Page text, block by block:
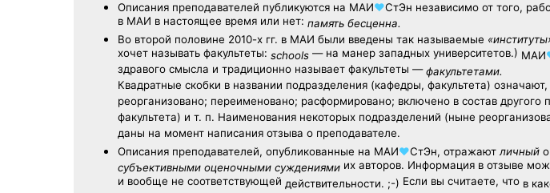
Описания преподавателей публикуются на МАИ♥СтЭн независимо от того,
в МАИ в настоящее время или нет: память бесценна.
Во второй половине 2010-х гг. в МАИ были введены так называемые
хочет называть факультеты: schools— на манер западных университетов.) МАИ
здравого смысла и традиционно называет факультеты —факультетами.
Квадратные скобки в названии подразделения (кафедры, факультета)
реорганизовано; переименовано; расформировано; включено в состав другого
факультета) и т. п. Наименования некоторых подразделений (ныне
даны на момент написания отзыва о преподавателе.
Описания преподавателей, опубликованные на МАИ♥СтЭн, отражают личный
субъективными оценочными суждениямиих авторов. Информация в отзыве
и вообще не соответствующей действительности. ;-) Если вы считаете, что в